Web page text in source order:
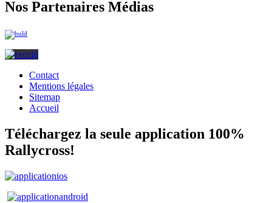
Nos Partenaires Médias
Contact
Mentions légales
Sitemap
Accueil
Téléchargez la seule application 100%
Rallycross!